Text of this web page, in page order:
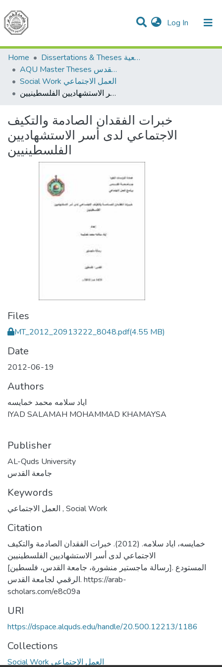
Log In (current)
Communities & Collections
All of DSpace
Home
Dissertations & Theses الرسائل الجامعية
AQU Master Theses الرسائل الجامعية الخاصة بجامعة القدس
Social Work العمل الاجتماعي
خبرات الفقدان الصادمة والتكيف الاجتماعي لدى أسر الاستشهاديين الفلسطينيين
خبرات الفقدان الصادمة والتكيف
الاجتماعي لدى أسر الاستشهاديين
الفلسطينيين
Files
MT_2012_20913222_8048.pdf(4.55 MB)
Date
2012-06-19
Authors
اياد سلامه محمد خمايسه
IYAD SALAMAH MOHAMMAD KHAMAYSA
Publisher
AL-Quds University
جامعة القدس
Keywords
, Social Work
Citation
خمايسه، اياد سلامه. (2012). خبرات الفقدان الصادمة والتكيف
الاجتماعي لدى أسر الاستشهاديين الفلسطينيين
[رسالة ماجستير منشورة، جامعة القدس، فلسطين]. المستودع
الرقمي لجامعة القدس. https://arab-
scholars.com/e8c09a
URI
https://dspace.alquds.edu/handle/20.500.12213/1186
Collections
Social Work العمل الاجتماعي